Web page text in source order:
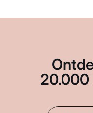
20.000